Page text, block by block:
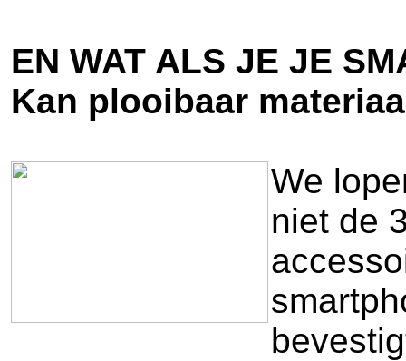
EN WAT ALS JE JE
Kan plooibaar
We
niet de